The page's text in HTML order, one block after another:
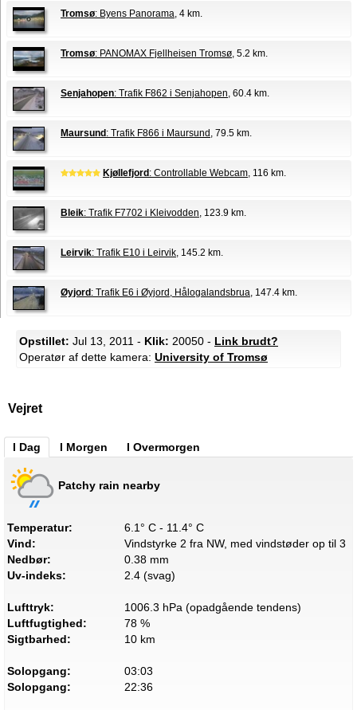
Tromsø: Byens Panorama, 4 km.
Tromsø: PANOMAX Fjellheisen Tromsø, 5.2 km.
Senjahopen: Trafik F862 i Senjahopen, 60.4 km.
Maursund : Trafik F866 i Maursund , 79.5 km.
Kjøllefjord : Controllable Webcam, 116 km.
Bleik: Trafik F7702 i Kleivodden, 123.9 km.
Leirvik: Trafik E10 i Leirvik, 145.2 km.
Øyjord : Trafik E6 i Øyjord, Hålogalandsbrua, 147.4 km.
Opstillet: Jul 13, 2011 - Klik: 20050 - Link brudt?
Operatør af dette kamera: University of Tromsø
Vejret
I Dag I Morgen I Overmorgen
Patchy rain nearby
Temperatur:
6.1° C - 11.4° C
Vind:
Vindstyrke 2 fra NW, med vindstøder op til 3
Nedbør:
0.38 mm
Uv-indeks:
2.4 (svag)
Lufttryk:
1006.3 hPa (opadgående tendens)
Luftfugtighed:
78 %
Sigtbarhed:
10 km
Solopgang:
03:03
Solopgang:
22:36